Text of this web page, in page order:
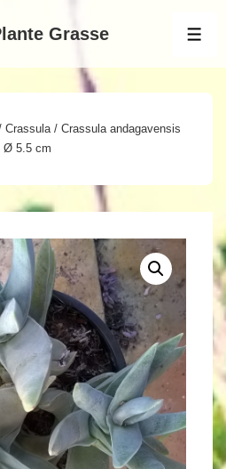
Grasse
Crassula/ Crassula andagavensis
Ø 5.5 cm